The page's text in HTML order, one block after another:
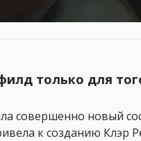
только для
совершенно новый
к созданию Клэр